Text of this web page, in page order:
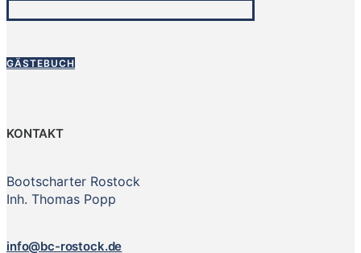
GÄSTEBUCH
KONTAKT
Bootscharter Rostock
Inh. Thomas Popp
info@bc-rostock.de